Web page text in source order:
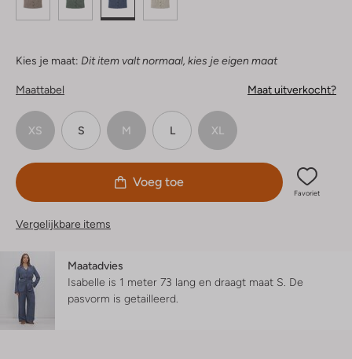
Kies je maat: Dit item valt normaal, kies je eigen maat
Maattabel Maat uitverkocht?
XS S M L XL
Voeg toe
Favoriet
Vergelijkbare items
Maatadvies
Isabelle is 1 meter 73 lang en draagt maat S. De
pasvorm is getailleerd